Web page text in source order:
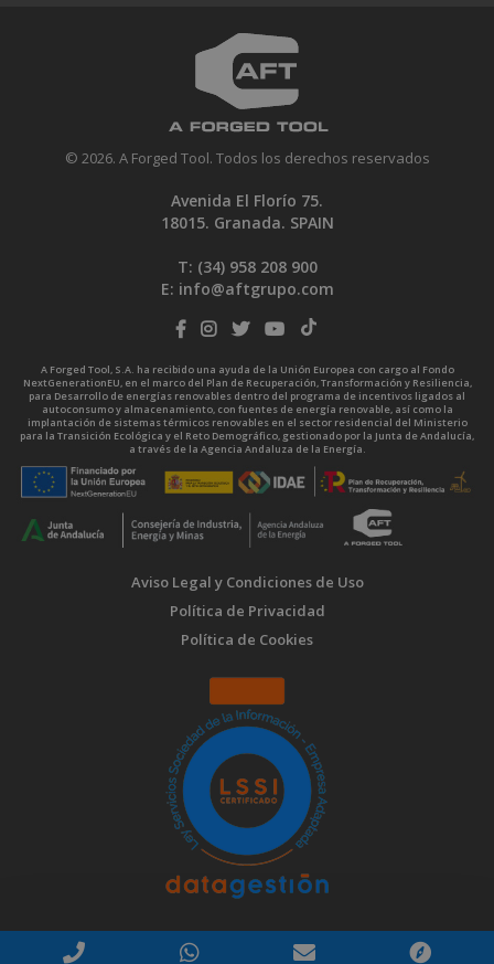
© 2026. A Forged Tool. Todos los derechos reservados
Avenida El Florío 75.
18015. Granada. SPAIN
T: (34) 958 208 900
E: info@aftgrupo.com
A Forged Tool, S.A. ha recibido una ayuda de la Unión Europea con cargo al Fondo
NextGenerationEU, en el marco del Plan de Recuperación, Transformación y Resiliencia,
para Desarrollo de energías renovables dentro del programa de incentivos ligados al
autoconsumo y almacenamiento, con fuentes de energía renovable, así como la
implantación de sistemas térmicos renovables en el sector residencial del Ministerio
para la Transición Ecológica y el Reto Demográfico, gestionado por la Junta de Andalucía,
a través de la Agencia Andaluza de la Energía.
Aviso Legal y Condiciones de Uso
Política de Privacidad
Política de Cookies